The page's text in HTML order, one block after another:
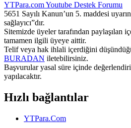
YTPara.comYoutube Destek Forumu
5651 Sayılı Kanun’un 5. maddesi
sağlayıcı”dır.
Sitemizde üyeler tarafından paylaşılan
tamamen ilgili üyeye aittir.
Telif veya hak ihlali içerdiğini
BURADAN iletebilirsiniz.
Başvurular yasal süre içinde
yapılacaktır.
Hızlı bağlantılar
YTPara.Com